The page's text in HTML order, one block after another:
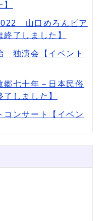
山口めろんピア
了しました】
独演会【イベント
七十年－日本民俗
しました】
ンサート【イベン